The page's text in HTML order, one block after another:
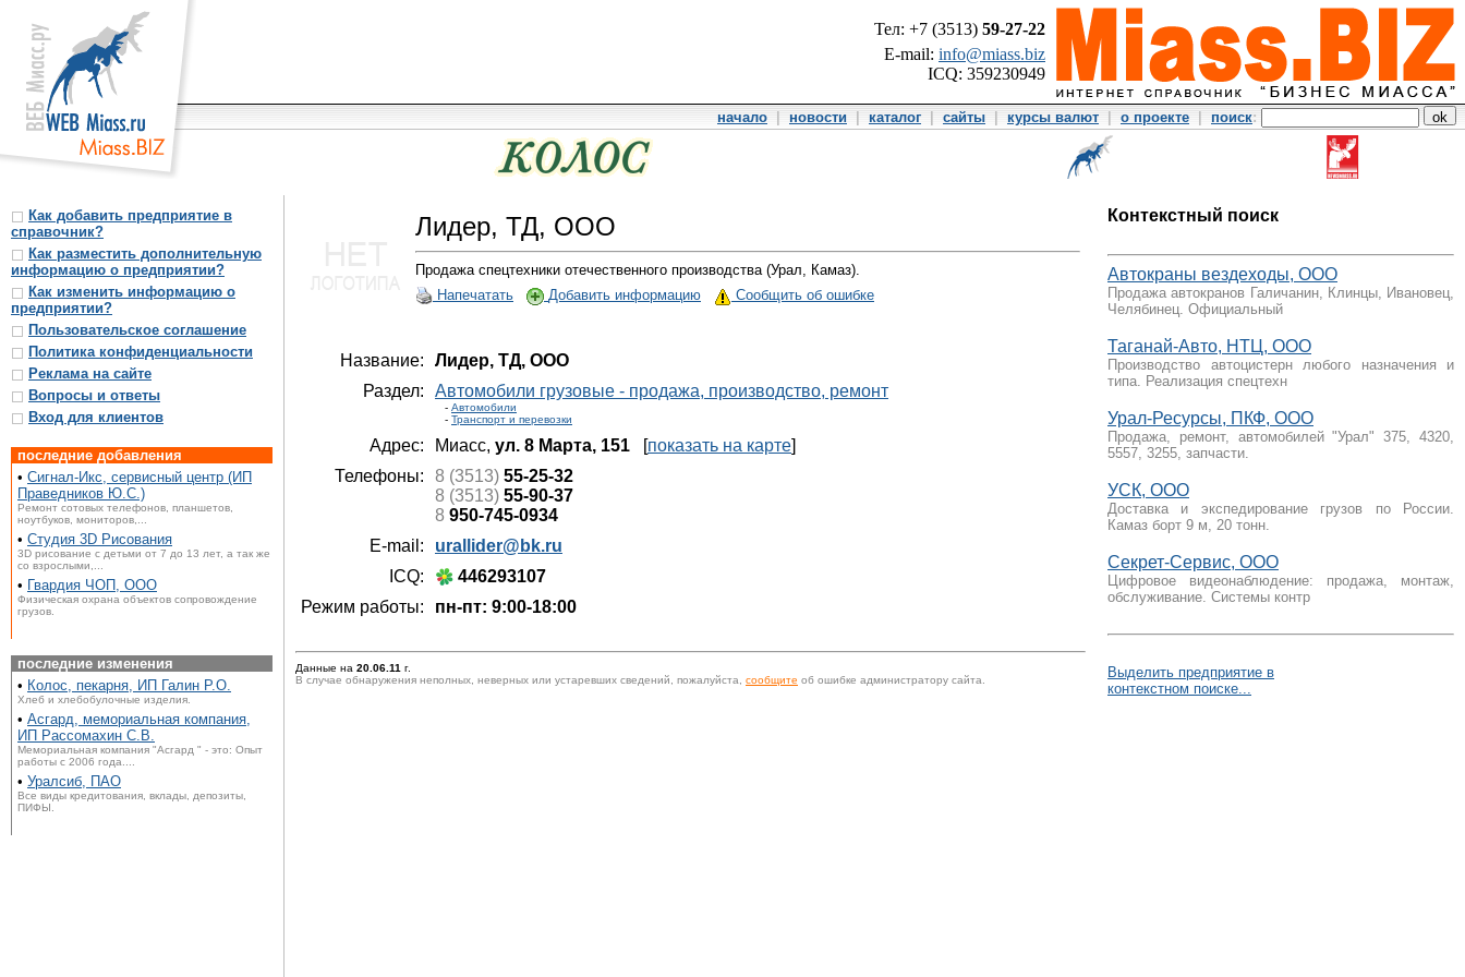
Тел: +7 (3513) 59-27-22
E-mail: info@miass.biz
ICQ: 359230949
начало новости каталог| сайты курсы валют о проекте поиск:
Как добавить предприятие в
справочник?
Как разместить дополнительную
информацию о предприятии?
Как изменить информацию о
предприятии?
Пользовательское соглашение
Политика конфиденциальности
Реклама на сайте
Вопросы и ответы
Вход для клиентов
последние добавления
• Сигнал-Икс, сервисный центр (ИП
Праведников Ю.С.)
Ремонт сотовых телефонов, планшетов,
ноутбуков, мониторов,...
• Студия 3D Рисования
3D рисование с детьми от 7 до 13 лет, а так же
со взрослыми,...
• Гвардия ЧОП, ООО
Физическая охрана объектов сопровождение
грузов.
последние изменения
• Колос, пекарня, ИП Галин Р.О.
Хлеб и хлебобулочные изделия.
• Асгард, мемориальная компания,
ИП Рассомахин С.В.
Мемориальная компания "Асгард " - это: Опыт
работы с 2006 года....
• Уралсиб, ПАО
Все виды кредитования, вклады, депозиты,
ПИФЫ.
Лидер, ТД, ООО
Продажа спецтехники отечественного производства (Урал, Камаз).
Напечатать
Добавить информацию Сообщить об ошибке
Название:
Лидер, ТД, ООО
Раздел:
Автомобили грузовые - продажа, производство, ремонт
- Автомобили
- Транспорт и перевозки
Адрес: Миасс, ул. 8 Марта, 151 [показать на карте]
Телефоны:
8 (3513) 55-25-32
8 (3513) 55-90-37
8 950-745-0934
E-mail:
urallider@bk.ru
ICQ:
446293107
Режим работы:
пн-пт: 9:00-18:00
Данные на 20.06.11 г.
В случае обнаружения неполных, неверных или устаревших сведений, пожалуйста, сообщите об ошибке администратору сайта.
Контекстный поиск
Автокраны вездеходы, ООО
Продажа автокранов Галичанин, Клинцы, Ивановец,
Челябинец. Официальный
Таганай-Авто, НТЦ, ООО
Производство автоцистерн любого назначения и
типа. Реализация спецтехн
Урал-Ресурсы, ПКФ, ООО
Продажа, ремонт, автомобилей "Урал" 375, 4320,
5557, 3255, запчасти.
УСК, ООО
Доставка и экспедирование грузов по России.
Камаз борт 9 м, 20 тонн.
Секрет-Сервис, ООО
Цифровое видеонаблюдение: продажа, монтаж,
обслуживание. Системы контр
Выделить предприятие в
контекстном поиске...